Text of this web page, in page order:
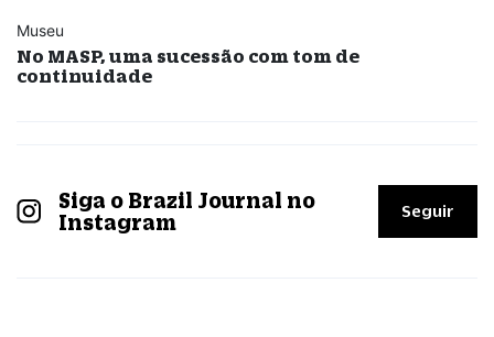
Museu
No MASP, uma sucessão com tom de
continuidade
Siga o Brazil Journal no
Instagram
Seguir